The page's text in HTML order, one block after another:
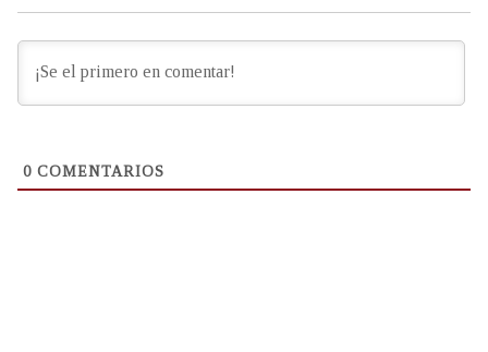
0 COMENTARIOS